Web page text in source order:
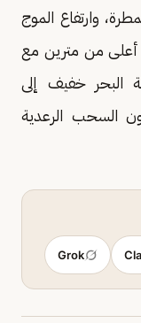
وارتفاع الموج
من مترين مع
البحر خفيف إلى
السحب الرعدية
Grok